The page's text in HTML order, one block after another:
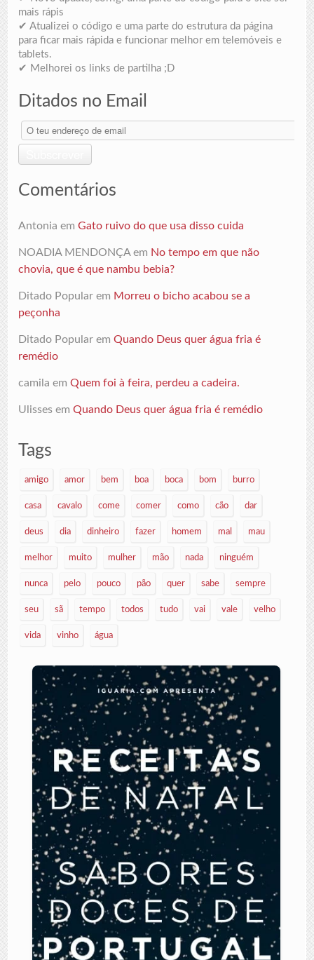
mais rápis
✔ Atualizei o código e uma parte do estrutura da página
para ficar mais rápida e funcionar melhor em telemóveis e
tablets.
✔ Melhorei os links de partilha ;D
Ditados no Email
O
teu
de
email
Comentários
Antonia emGato ruivo do que usa disso cuida
NOADIA MENDONÇA em No tempo em que não
chovia, que é que nambu bebia?
Ditado Popular em Morreu o bicho acabou se a
peçonha
Ditado Popular emQuando Deus quer água fria é
remédio
camila emQuem foi à feira, perdeu a cadeira.
Ulisses emQuando Deus quer água fria é remédio
Tags
amigo amor bem boa boca bom burro
casa cavalo come comer como cão dar
deus dia dinheiro fazer homem mal mau
melhor muito mulher mão nada ninguém
nunca pelo pouco pão quer sabe sempre
seu sã tempo todos tudo vai vale velho
vida vinho água